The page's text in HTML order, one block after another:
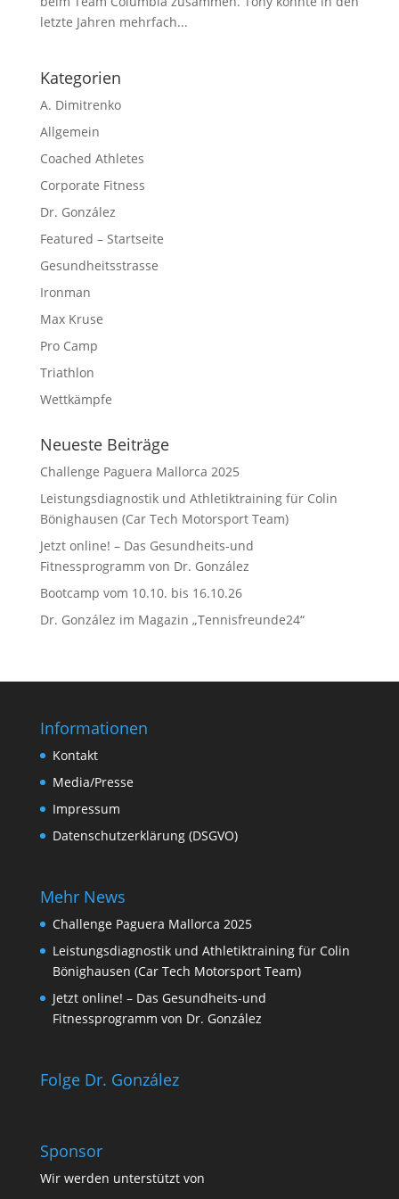
letzte Jahren mehrfach...
Kategorien
A. Dimitrenko
Allgemein
Coached Athletes
Corporate Fitness
Dr. González
Featured – Startseite
Gesundheitsstrasse
Ironman
Max Kruse
Pro Camp
Triathlon
Wettkämpfe
Neueste Beiträge
Challenge Paguera Mallorca 2025
Leistungsdiagnostik und Athletiktraining für Colin
Bönighausen (Car Tech Motorsport Team)
Jetzt online! – Das Gesundheits-und
Fitnessprogramm von Dr. González
Bootcamp vom 10.10. bis 16.10.26
Dr. González im Magazin „Tennisfreunde24“
Informationen
Kontakt
Media/Presse
Impressum
Datenschutzerklärung (DSGVO)
Mehr News
Challenge Paguera Mallorca 2025
Leistungsdiagnostik und Athletiktraining für Colin
Bönighausen (Car Tech Motorsport Team)
Jetzt online! – Das Gesundheits-und
Fitnessprogramm von Dr. González
Folge Dr. González
Sponsor
Wir werden unterstützt von